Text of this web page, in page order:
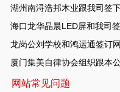
湖州南浔浩邦木业跟我司签
海口龙华晶晨LED屏和我司
龙岗公刘学校和鸿运通签订
厦门集美自律协会组织跟本
网站常见问题